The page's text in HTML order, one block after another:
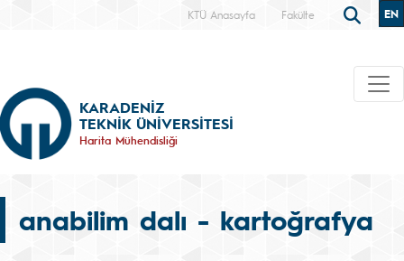
KTÜ Anasayfa Fakülte EN
KARADENİZ
TEKNİK ÜNİVERSİTESİ
Harita Mühendisliği
anabilim dalı - kartoğrafya